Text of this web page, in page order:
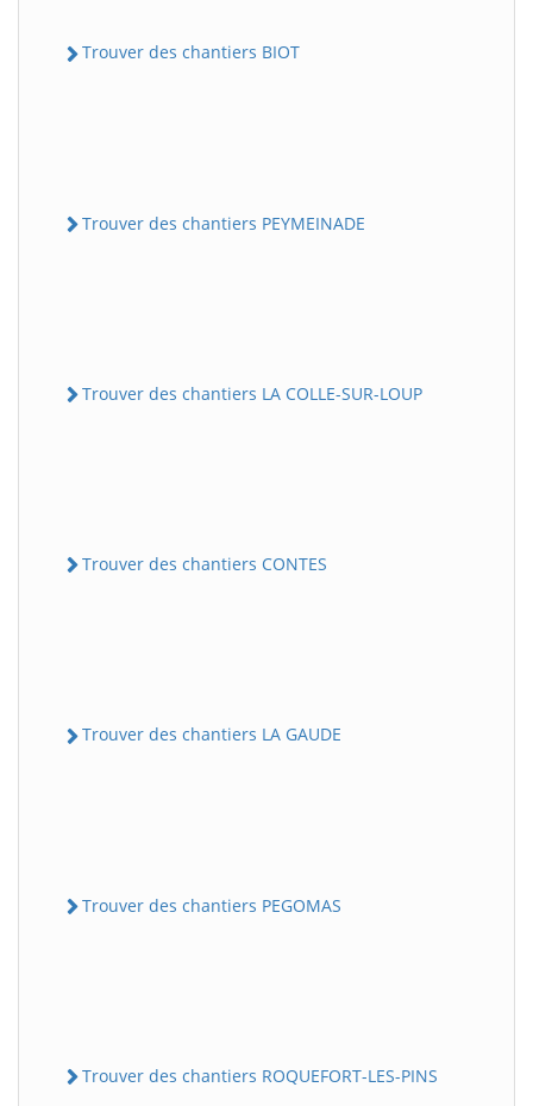
Trouver des chantiers BIOT
Trouver des chantiers PEYMEINADE
Trouver des chantiers LA COLLE-SUR-LOUP
Trouver des chantiers CONTES
Trouver des chantiers LA GAUDE
Trouver des chantiers PEGOMAS
Trouver des chantiers ROQUEFORT-LES-PINS